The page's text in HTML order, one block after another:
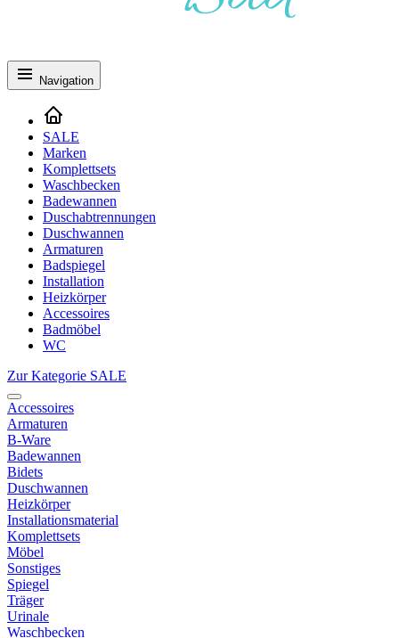
Navigation
SALE
Marken
Komplettsets
Waschbecken
Badewannen
Duschabtrennungen
Duschwannen
Armaturen
Badspiegel
Installation
Heizkörper
Accessoires
Badmöbel
WC
Zur Kategorie SALE
Accessoires
Armaturen
B-Ware
Badewannen
Bidets
Duschwannen
Heizkörper
Installationsmaterial
Komplettsets
Möbel
Sonstiges
Spiegel
Träger
Urinale
Waschbecken